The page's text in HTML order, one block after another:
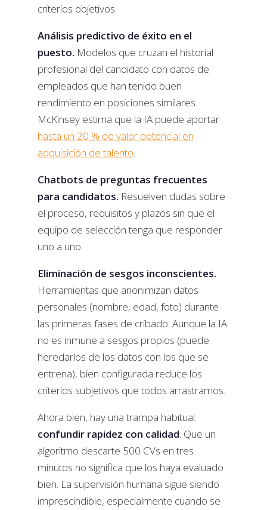
criterios objetivos.
Análisis predictivo de éxito en el
puesto. Modelos que cruzan el historial
profesional del candidato con datos de
empleados que han tenido buen
rendimiento en posiciones similares.
McKinsey estima que la IA puede aportar
hasta un 20 % de valor potencial en
adquisición de talento.
Chatbots de preguntas frecuentes
para candidatos. Resuelven dudas sobre
el proceso, requisitos y plazos sin que el
equipo de selección tenga que responder
uno a uno.
Eliminación de sesgos inconscientes.
Herramientas que anonimizan datos
personales (nombre, edad, foto) durante
las primeras fases de cribado. Aunque la IA
no es inmune a sesgos propios (puede
heredarlos de los datos con los que se
entrena), bien configurada reduce los
criterios subjetivos que todos arrastramos.
Ahora bien, hay una trampa habitual:
confundir rapidez con calidad. Que un
algoritmo descarte 500 CVs en tres
minutos no significa que los haya evaluado
bien. La supervisión humana sigue siendo
imprescindible, especialmente cuando se